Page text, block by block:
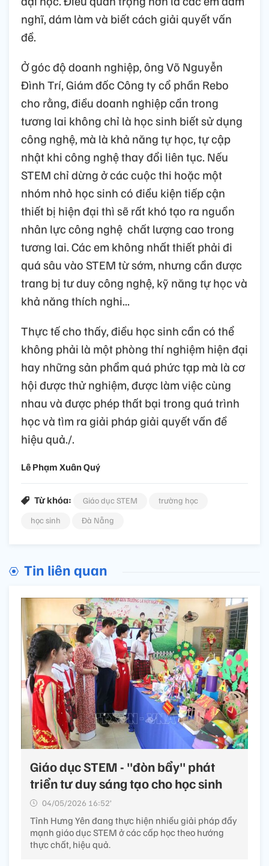
nghĩ, dám làm và biết cách giải quyết vấn
đề.
Ở góc độ doanh nghiệp, ông Võ Nguyễn
Đình Trí, Giám đốc Công ty cổ phần Rebo
cho rằng, điều doanh nghiệp cần trong
tương lai không chỉ là học sinh biết sử dụng
công nghệ, mà là khả năng tự học, tự cập
nhật khi công nghệ thay đổi liên tục. Nếu
STEM chỉ dừng ở các cuộc thi hoặc một
nhóm nhỏ học sinh có điều kiện tiếp cận
thiết bị hiện đại thì sẽ rất khó tạo ra nguồn
nhân lực công nghệ chất lượng cao trong
tương lai. Các em không nhất thiết phải đi
quá sâu vào STEM từ sớm, nhưng cần được
trang bị tư duy công nghệ, kỹ năng tự học và
khả năng thích nghi...
Thực tế cho thấy, điều học sinh cần có thể
không phải là một phòng thí nghiệm hiện đại
hay những sản phẩm quá phức tạp mà là cơ
hội được thử nghiệm, được làm việc cùng
nhau và được phép thất bại trong quá trình
học và tìm ra giải pháp giải quyết vấn đề
hiệu quả./.
Lê Phạm Xuân Quý
Từ khóa: Giáo dục STEM
trường học
học sinh
Đà Nẵng
Tin liên quan
Giáo dục STEM - "đòn bẩy" phát
triển tư duy sáng tạo cho học sinh
04/05/2026 16:52’
Tỉnh Hưng Yên đang thực hiện nhiều giải pháp đẩy
mạnh giáo dục STEM ở các cấp học theo hướng
thực chất, hiệu quả.